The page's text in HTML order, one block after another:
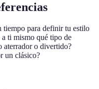
tiempo para definir tu estilo
a ti mismo qué tipo de
aterrador o divertido?
un clásico?